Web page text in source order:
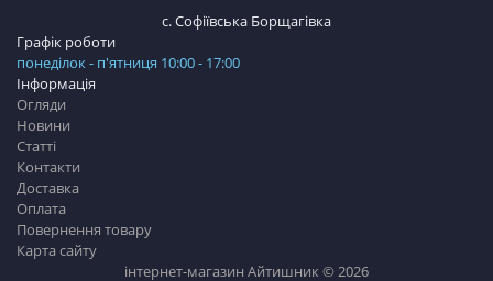
с. Софіївська Борщагівка
Інформація
Огляди
Новини
Статті
Контакти
Доставка
Оплата
Повернення товару
Карта сайту
Графік роботи
понеділок - п'ятниця 10:00 - 17:00
інтернет-магазин Айтишник © 2026